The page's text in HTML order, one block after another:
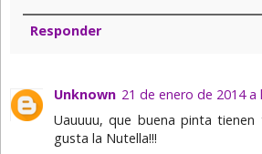
Responder
Unknown 21 de enero de 2014 a
Uauuuu, que buena pinta
gusta la Nutella!!!